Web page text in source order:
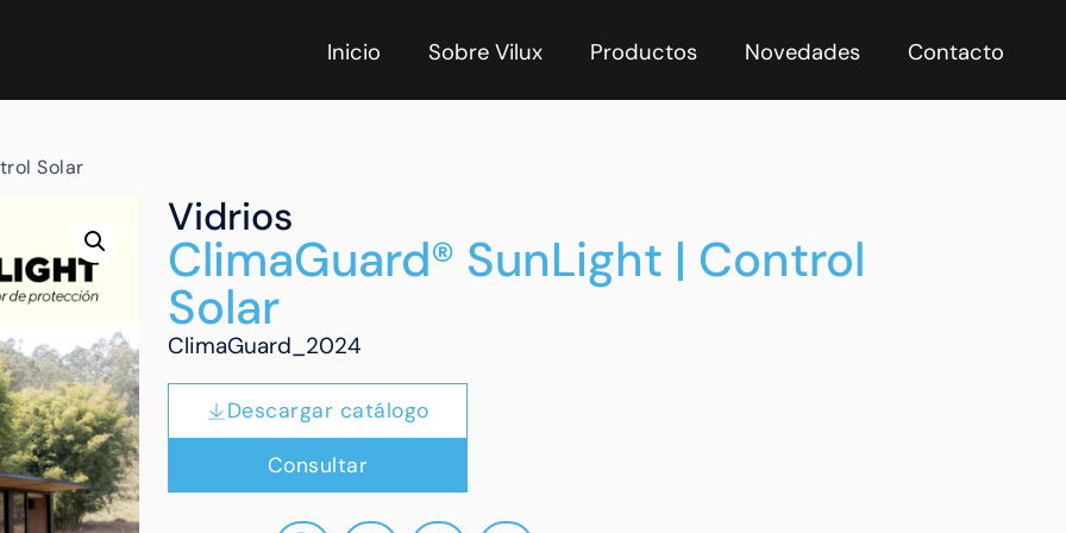
Inicio Sobre Vilux Productos Novedades Contacto
Solar
Vidrios
ClimaGuard® SunLight | Control
Solar
ClimaGuard_2024
Descargar catálogo
Consultar